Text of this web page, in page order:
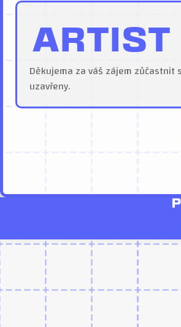
ARTIST
Děkujema za váš zájem zůčastnit
uzavřeny.